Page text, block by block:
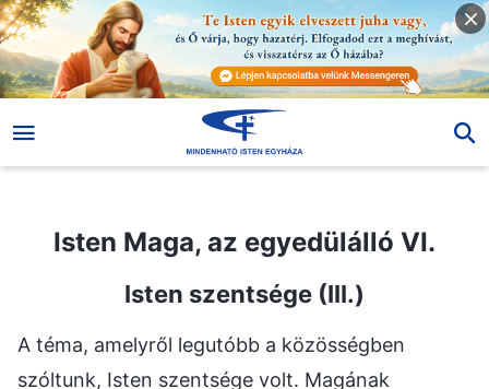
Isten Maga, az egyedülálló VI.
Isten Maga, az egyedülálló VI.
Isten szentsége (III.)
A téma, amelyről legutóbb a közösségben
szóltunk, Isten szentsége volt. Magának